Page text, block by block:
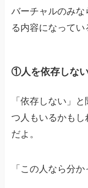
バーチャルのみ
る内容になってい
①人を依存しな
「依存しない」
つ人もいるかも
だよ。
「この人なら分